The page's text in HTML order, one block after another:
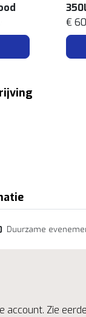
€
Duurzame
account. Zie